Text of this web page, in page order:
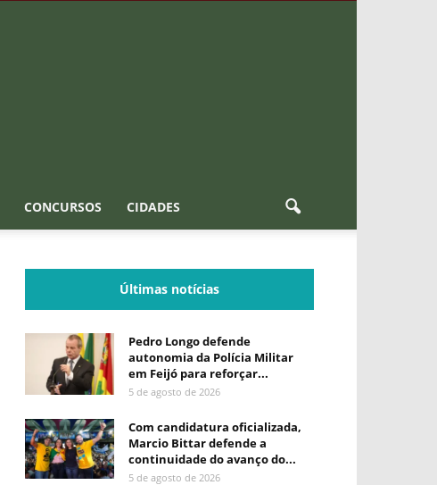
CONCURSOS CIDADES
Últimas notícias
Pedro Longo defende
autonomia da Polícia Militar
em Feijó para reforçar...
5 de agosto de 2026
Com candidatura oficializada,
Marcio Bittar defende a
continuidade do avanço do...
5 de agosto de 2026